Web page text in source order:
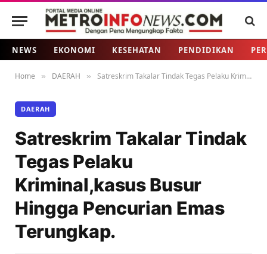
NEWS EKONOMI KESEHATAN PENDIDIKAN
Home » DAERAH » Satreskrim Takalar Tindak Tegas Pelaku Kriminal,kasus Busur Hingga Pencurian Emas Terungkap.
DAERAH
Satreskrim Takalar Tindak
Tegas Pelaku
Kriminal,kasus Busur
Hingga Pencurian Emas
Terungkap.